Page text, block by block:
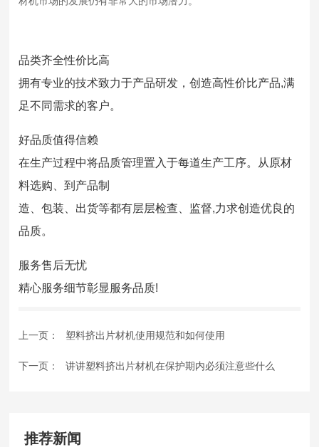
品类齐全性价比高
拥有专业的技术致力于产品研发，创造高性价比产品,满
足不同需求的客户。
好品质值得信赖
在生产过程中将品质管理置入于每道生产工序。从原材
料选购、到产品制
造、包装、出货等都有层层检查、监督,力求创造优良的
品质。
服务售后无忧
精心服务细节彰显服务品质!
上一页： 塑料挤出片材机使用规范和如何使用
下一页： 讲讲塑料挤出片材机在保护期内必须注意些什么
推荐新闻